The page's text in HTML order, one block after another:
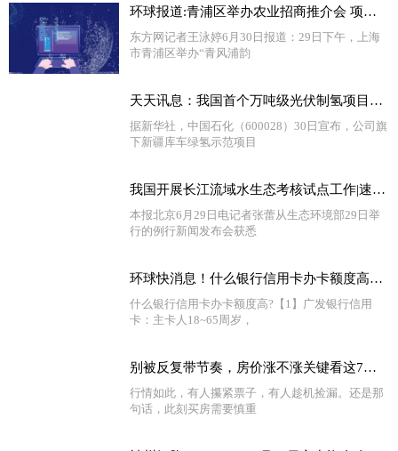
环球报道:青浦区举办农业招商推介会 项目签约总投资额达41亿元
东方网记者王泳婷6月30日报道：29日下午，上海
市青浦区举办“青风浦韵
天天讯息：我国首个万吨级光伏制氢项目投产
据新华社，中国石化（600028）30日宣布，公司旗
下新疆库车绿氢示范项目
我国开展长江流域水生态考核试点工作|速看料
本报北京6月29日电记者张蕾从生态环境部29日举
行的例行新闻发布会获悉
环球快消息！什么银行信用卡办卡额度高？信用卡额度越高越好吗？
什么银行信用卡办卡额度高?【1】广发银行信用
卡：主卡人18~65周岁，
别被反复带节奏，房价涨不涨关键看这7点！ 全球看热讯
行情如此，有人攥紧票子，有人趁机捡漏。还是那
句话，此刻买房需要慎重